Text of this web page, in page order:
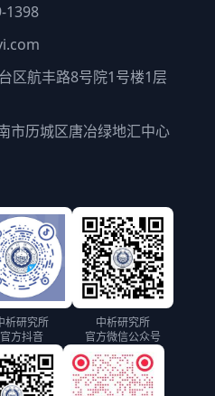
1398
区航丰路8号院1号楼1层
市历城区唐冶绿地汇中心
析研究所
官方抖音
中析研究所
官方微信公众号